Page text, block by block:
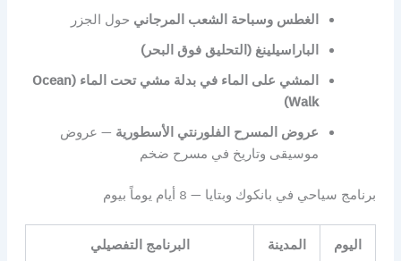
الغطس وسباحة الشعب المرجاني حول الجزر
الباراسيلينغ (التحليق فوق البحر)
المشي على الماء في بدلة مشي تحت الماء (Ocean
Walk)
عروض المسرح الفلورنتي الأسطورية — عروض
موسيقى وتاريخ في مسرح ضخم
برنامج سياحي في بانكوك وبتايا — 8 أيام يوماً بيوم
اليوم المدينة البرنامج التفصيلي